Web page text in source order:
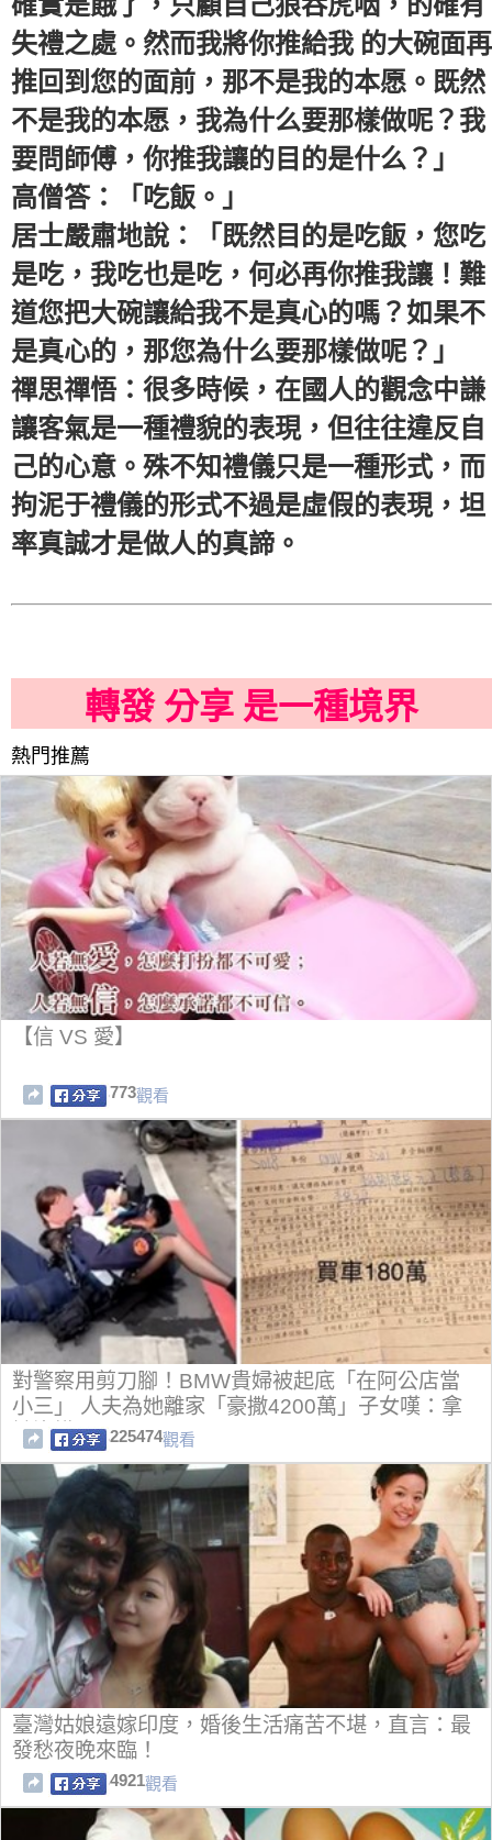
失禮之處。然而我將你推給我 的大碗面再
推回到您的面前，那不是我的本愿。既然
不是我的本愿，我為什么要那樣做呢？我
要問師傅，你推我讓的目的是什么？」
高僧答：「吃飯。」
居士嚴肅地說：「既然目的是吃飯，您吃
是吃，我吃也是吃，何必再你推我讓！難
道您把大碗讓給我不是真心的嗎？如果不
是真心的，那您為什么要那樣做呢？」
禪思禪悟：很多時候，在國人的觀念中謙
讓客氣是一種禮貌的表現，但往往違反自
己的心意。殊不知禮儀只是一種形式，而
拘泥于禮儀的形式不過是虛假的表現，坦
率真誠才是做人的真諦。
轉發 分享 是一種境界
熱門推薦
【信 VS 愛】
773觀看
對警察用剪刀腳！BMW貴婦被起底「在阿公店當
小三」 人夫為她離家「豪撒4200萬」子女嘆：拿
她沒轍
225474觀看
臺灣姑娘遠嫁印度，婚後生活痛苦不堪，直言：最
發愁夜晚來臨！
4921觀看